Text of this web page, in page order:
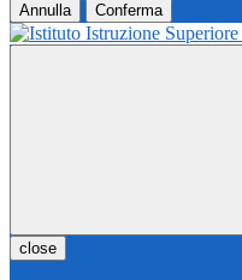
Annulla Conferma
close